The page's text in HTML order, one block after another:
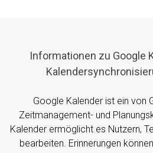
Informationen zu Google
Google Kalender ist ein von
Zeitmanagement- und
Kalender ermöglicht es Nutzern,
bearbeiten. Erinnerungen